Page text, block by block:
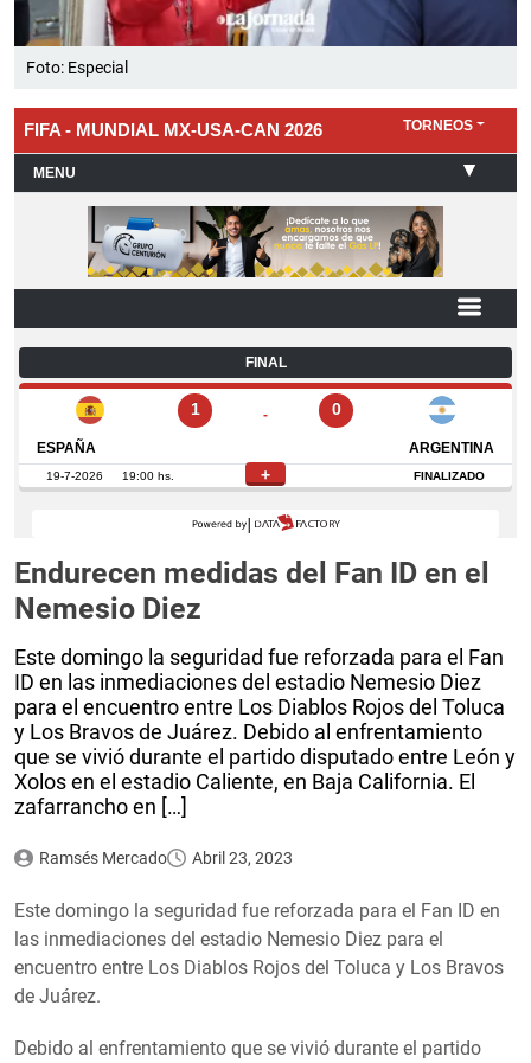
Foto: Especial
Endurecen medidas del Fan ID en el
Nemesio Diez
Este domingo la seguridad fue reforzada para el Fan
ID en las inmediaciones del estadio Nemesio Diez
para el encuentro entre Los Diablos Rojos del Toluca
y Los Bravos de Juárez. Debido al enfrentamiento
que se vivió durante el partido disputado entre León y
Xolos en el estadio Caliente, en Baja California. El
zafarrancho en […]
Ramsés Mercado Abril 23, 2023
Este domingo la seguridad fue reforzada para el Fan ID en
las inmediaciones del estadio Nemesio Diez para el
encuentro entre Los Diablos Rojos del Toluca y Los Bravos
de Juárez.
Debido al enfrentamiento que se vivió durante el partido